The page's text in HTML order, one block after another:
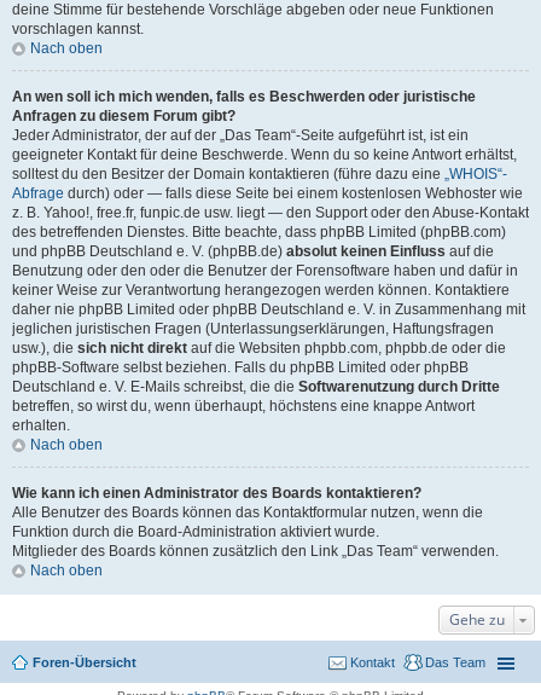
deine Stimme für bestehende Vorschläge abgeben oder neue Funktionen
vorschlagen kannst.
Nach oben
An wen soll ich mich wenden, falls es Beschwerden oder juristische
Anfragen zu diesem Forum gibt?
Jeder Administrator, der auf der „Das Team“-Seite aufgeführt ist, ist ein
geeigneter Kontakt für deine Beschwerde. Wenn du so keine Antwort erhältst,
solltest du den Besitzer der Domain kontaktieren (führe dazu eine „WHOIS“-
Abfrage durch) oder — falls diese Seite bei einem kostenlosen Webhoster wie
z. B. Yahoo!, free.fr, funpic.de usw. liegt — den Support oder den Abuse-Kontakt
des betreffenden Dienstes. Bitte beachte, dass phpBB Limited (phpBB.com)
und phpBB Deutschland e. V. (phpBB.de) absolut keinen Einfluss auf die
Benutzung oder den oder die Benutzer der Forensoftware haben und dafür in
keiner Weise zur Verantwortung herangezogen werden können. Kontaktiere
daher nie phpBB Limited oder phpBB Deutschland e. V. in Zusammenhang mit
jeglichen juristischen Fragen (Unterlassungserklärungen, Haftungsfragen
usw.), die sich nicht direkt auf die Websiten phpbb.com, phpbb.de oder die
phpBB-Software selbst beziehen. Falls du phpBB Limited oder phpBB
Deutschland e. V. E-Mails schreibst, die die Softwarenutzung durch Dritte
betreffen, so wirst du, wenn überhaupt, höchstens eine knappe Antwort
erhalten.
Nach oben
Wie kann ich einen Administrator des Boards kontaktieren?
Alle Benutzer des Boards können das Kontaktformular nutzen, wenn die
Funktion durch die Board-Administration aktiviert wurde.
Mitglieder des Boards können zusätzlich den Link „Das Team“ verwenden.
Nach oben
Gehe zu
Foren-Übersicht Das Team
Kontakt